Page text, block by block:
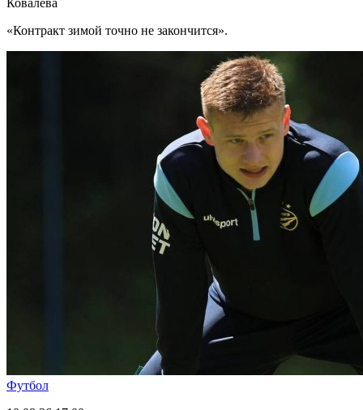
«Контракт зимой точно не закончится».
Футбол